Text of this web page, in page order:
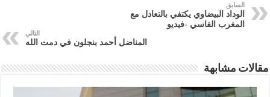
السابق
الوداد البيضاوي يكتفي بالتعادل مع
المغرب الفاسي -فيديو
التالي
المناضل أحمد بنجلون في دمت الله
مقالات مشابهة